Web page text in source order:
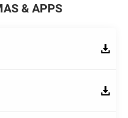
& APPS